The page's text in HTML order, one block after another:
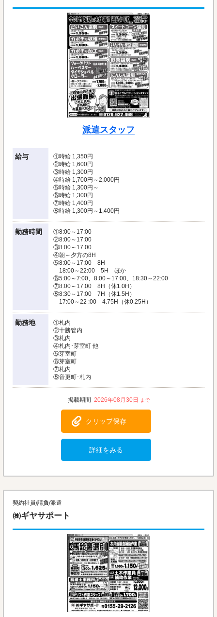
派遣スタッフ
給与
①時給 1,350円
②時給 1,600円
③時給 1,300円
④時給 1,700円～2,000円
⑤時給 1,300円～
⑥時給 1,300円
⑦時給 1,400円
⑧時給 1,300円～1,400円
勤務時間
①8:00～17:00
②8:00～17:00
③8:00～17:00
④朝～夕方の8H
⑤8:00～17:00 8H
18:00～22:00 5H ほか
⑥5:00～7:00、8:00～17:00、18:30～22:00
⑦8:00～17:00 8H（休1.0H）
⑧8:30～17:00 7H（休1.5H）
17:00～22 :00 4.75H（休0.25H）
勤務地
①札内
②十勝管内
③札内
④札内･芽室町 他
⑤芽室町
⑥芽室町
⑦札内
⑧音更町･札内
2026年08月30日
クリップ保存
詳細をみる
契約社員/請負/派遣
㈱ギヤサポート